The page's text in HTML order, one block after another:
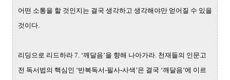
어떤 소통을 할 것인지는 결국 생각하고 생각해야만 얻어질 수 있을
것이다.
리딩으로 리드하라 7. ‘깨달음’을 향해 나아가라. 천재들의 인문고
전 독서법의 핵심인 ‘반복독서-필사-사색’은 결국 ‘깨달음’에 이르